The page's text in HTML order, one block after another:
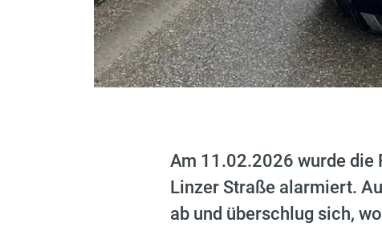
Am 11.02.2026 wurde die
Linzer Straße alarmiert.
ab und überschlug sich,